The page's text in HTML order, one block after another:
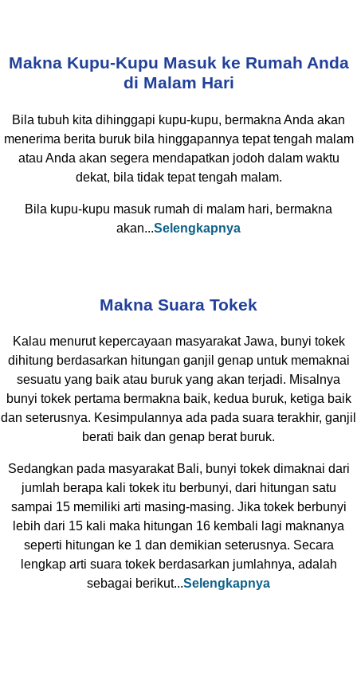
Makna Kupu-Kupu Masuk ke Rumah Anda
di Malam Hari
Bila tubuh kita dihinggapi kupu-kupu, bermakna Anda akan
menerima berita buruk bila hinggapannya tepat tengah malam
atau Anda akan segera mendapatkan jodoh dalam waktu
dekat, bila tidak tepat tengah malam.
Bila kupu-kupu masuk rumah di malam hari, bermakna
akan...Selengkapnya
Makna Suara Tokek
Kalau menurut kepercayaan masyarakat Jawa, bunyi tokek
dihitung berdasarkan hitungan ganjil genap untuk memaknai
sesuatu yang baik atau buruk yang akan terjadi. Misalnya
bunyi tokek pertama bermakna baik, kedua buruk, ketiga baik
dan seterusnya. Kesimpulannya ada pada suara terakhir, ganjil
berati baik dan genap berat buruk.
Sedangkan pada masyarakat Bali, bunyi tokek dimaknai dari
jumlah berapa kali tokek itu berbunyi, dari hitungan satu
sampai 15 memiliki arti masing-masing. Jika tokek berbunyi
lebih dari 15 kali maka hitungan 16 kembali lagi maknanya
seperti hitungan ke 1 dan demikian seterusnya. Secara
lengkap arti suara tokek berdasarkan jumlahnya, adalah
sebagai berikut...Selengkapnya